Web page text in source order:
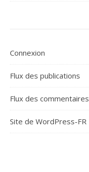
Connexion
Flux des publications
Flux des commentaires
Site de WordPress-FR